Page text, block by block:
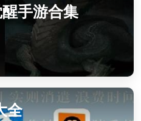
手游合集
全